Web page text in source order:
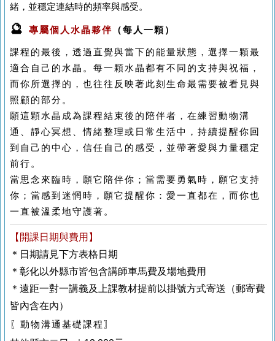
緒，並穩定連結時的頻率與感受。
🔮 專屬個人水晶夥伴 （每人一顆）
課程的最後，透過直覺與當下的能量狀態，選擇一顆最
適合自己的水晶。每一顆水晶都有不同的支持與祝福，
而你所選擇的，也往往反映著此刻生命最需要被看見與
照顧的部分。
願這顆水晶成為課程結束後的陪伴者，在練習動物溝
通、靜心冥想、情緒整理或日常生活中，持續提醒你回
到自己的中心，信任自己的感受，並帶著愛與力量穩定
前行。
當思念來臨時，願它陪伴你；當需要勇氣時，願它支持
你；當感到迷惘時，願它提醒你：愛一直都在，而你也
一直被溫柔地守護著。
【開課日期與費用】
＊日期請見下方表格日期
＊彰化以外縣市皆包含講師車馬費及場地費用
＊遠距一對一講義及上課教材提前以掛號方式寄送（郵寄費
皆內含在內）
〖動物溝通基礎課程〗